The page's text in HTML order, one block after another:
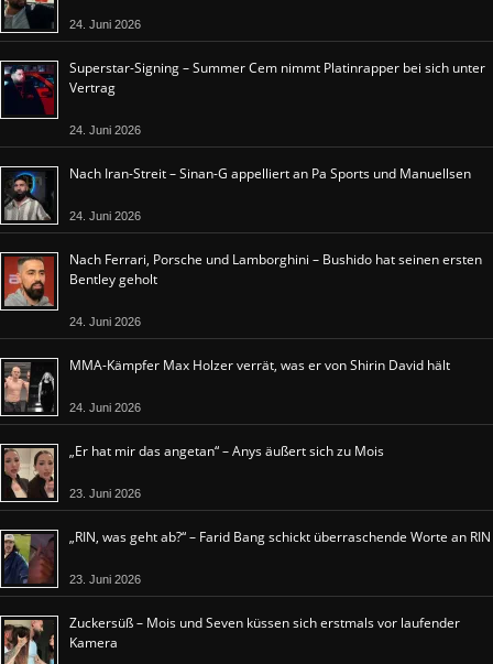
24. Juni 2026
Superstar-Signing – Summer Cem nimmt Platinrapper bei sich unter
Vertrag
24. Juni 2026
Nach Iran-Streit – Sinan-G appelliert an Pa Sports und Manuellsen
24. Juni 2026
Nach Ferrari, Porsche und Lamborghini – Bushido hat seinen ersten
Bentley geholt
24. Juni 2026
MMA-Kämpfer Max Holzer verrät, was er von Shirin David hält
24. Juni 2026
„Er hat mir das angetan“ – Anys äußert sich zu Mois
23. Juni 2026
„RIN, was geht ab?“ – Farid Bang schickt überraschende Worte an RIN
23. Juni 2026
Zuckersüß – Mois und Seven küssen sich erstmals vor laufender
Kamera